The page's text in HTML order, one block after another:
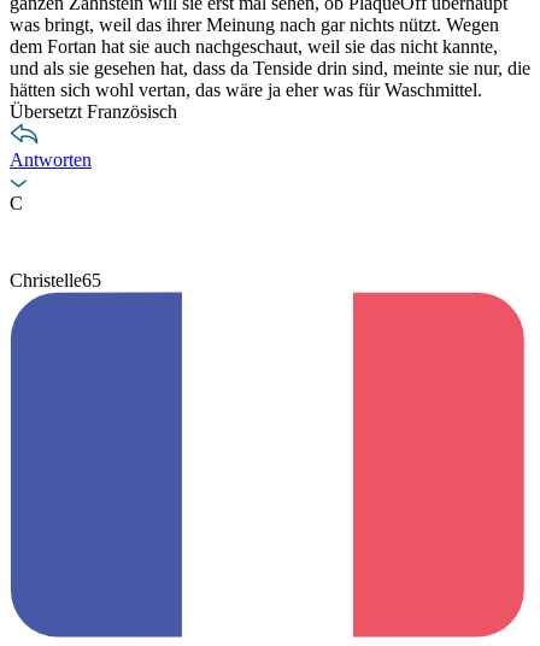
was bringt, weil das ihrer Meinung nach gar nichts nützt. Wegen
dem Fortan hat sie auch nachgeschaut, weil sie das nicht kannte,
und als sie gesehen hat, dass da Tenside drin sind, meinte sie nur, die
hätten sich wohl vertan, das wäre ja eher was für Waschmittel.
Übersetzt Französisch
Antworten
C
Christelle65